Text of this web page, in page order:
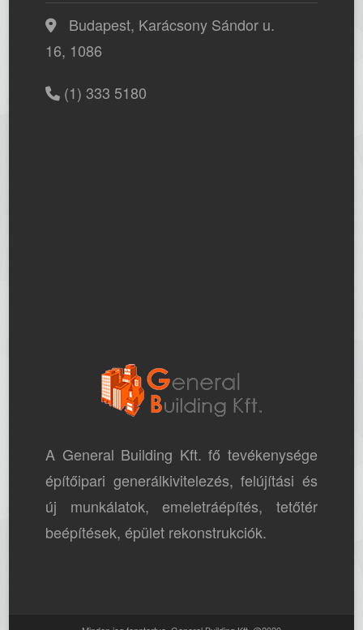
Budapest, Karácsony Sándor u.
16, 1086
(1) 333 5180
A General Building Kft. fő tevékenysége
építőipari generálkivitelezés, felújítási és
új munkálatok, emeletráépítés, tetőtér
beépítések, épület rekonstrukciók.